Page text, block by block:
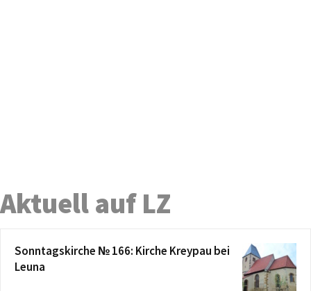
Aktuell auf LZ
Sonntagskirche № 166: Kirche Kreypau bei
Leuna